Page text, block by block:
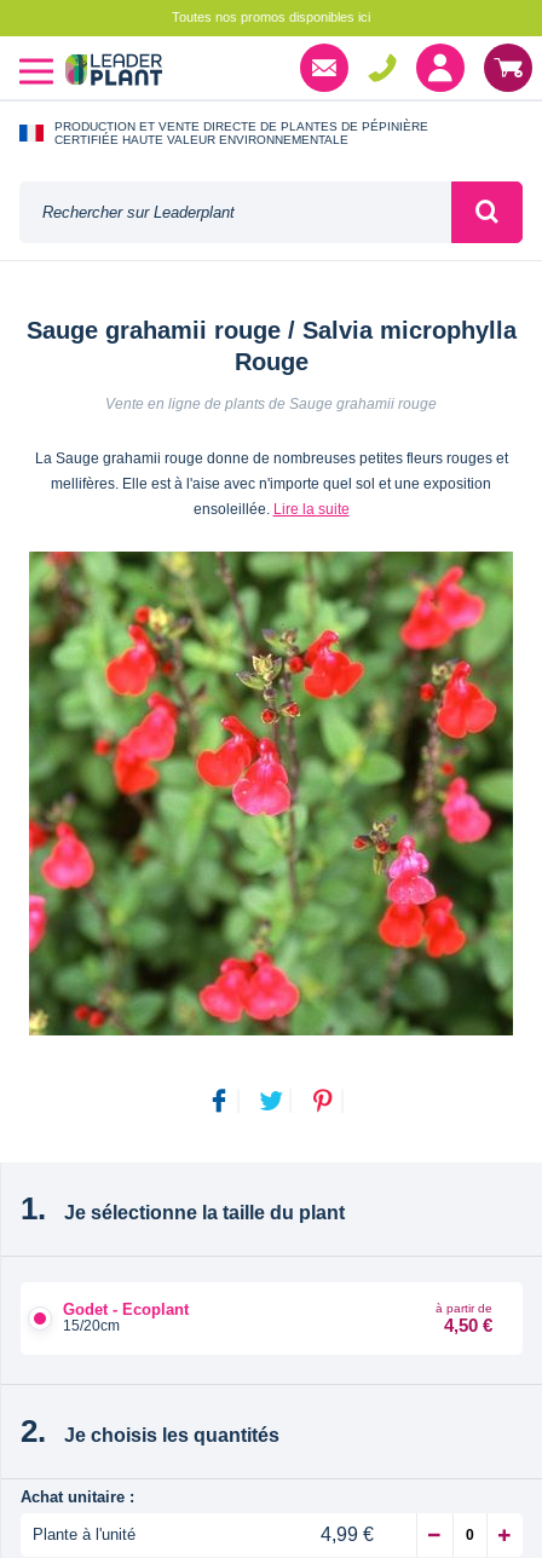
Toutes nos promos disponibles ici
PRODUCTION ET VENTE DIRECTE DE PLANTES DE PÉPINIÈRE
CERTIFIÉE HAUTE VALEUR ENVIRONNEMENTALE
Sauge grahamii rouge / Salvia microphylla
Rouge
Vente en ligne de plants de Sauge grahamii rouge
La Sauge grahamii rouge donne de nombreuses petites fleurs rouges et
mellifères. Elle est à l'aise avec n'importe quel sol et une exposition
ensoleillée. Lire la suite
Je sélectionne la taille du plant
Godet - Ecoplant
15/20cm
à partir de
4,50 €
Je choisis les quantités
Achat unitaire :
Plante à l'unité
4,99 €